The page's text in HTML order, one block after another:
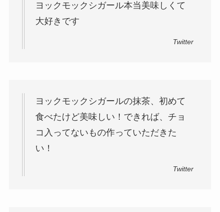
ヨックモックシガール本当美味しくて
大好きです
Twitter
ヨックモックシガールの抹茶、初めて
食べたけど美味しい！できれば、チョ
コ入ってないもの作っていただきた
い！
Twitter